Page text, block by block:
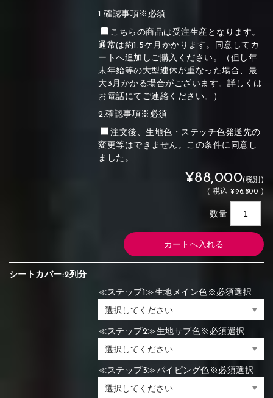
1.確認事項※必須
こちらの商品は受注生産となります。
通常は約1.5ケ月かかります。同意してカ
ートへ追加しご購入ください。（但し年
末年始等の大型連休が重なった場合、最
大3月かかる場合がございます。詳しくは
お電話にてご連絡ください。）
2.確認事項※必須
注文後、生地色・ステッチ色発送先の
変更等はできません。この条件に同意し
ました。
¥88,000(税別)
( 税込 ¥96,800 )
数量
シートカバー:2列分
≪ステップ1≫生地メイン色※必須選択
≪ステップ2≫生地サブ色※必須選択
≪ステップ3≫パイピング色※必須選択